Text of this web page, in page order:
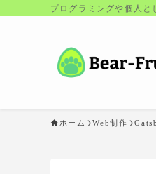
プログラミングや個人
ホーム Web制作